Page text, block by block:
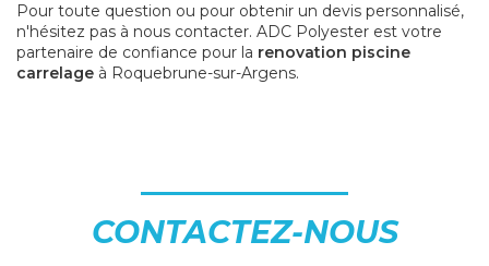
Pour toute question ou pour obtenir un devis personnalisé,
n'hésitez pas à nous contacter. ADC Polyester est votre
partenaire de confiance pour la renovation piscine
carrelage à Roquebrune-sur-Argens.
CONTACTEZ-NOUS